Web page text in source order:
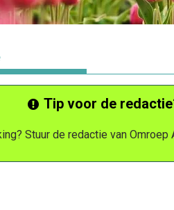
Tip voor de
Stuur de redactie van